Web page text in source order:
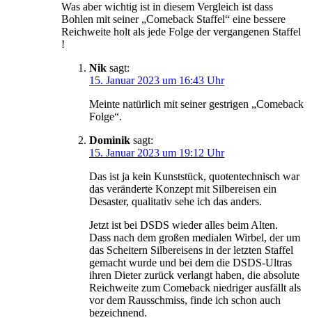
Was aber wichtig ist in diesem Vergleich ist dass
Bohlen mit seiner „Comeback Staffel“ eine bessere
Reichweite holt als jede Folge der vergangenen Staffel
!
Nik sagt:
15. Januar 2023 um 16:43 Uhr
Meinte natürlich mit seiner gestrigen „Comeback
Folge“.
Dominik sagt:
15. Januar 2023 um 19:12 Uhr
Das ist ja kein Kunststück, quotentechnisch war
das veränderte Konzept mit Silbereisen ein
Desaster, qualitativ sehe ich das anders.
Jetzt ist bei DSDS wieder alles beim Alten.
Dass nach dem großen medialen Wirbel, der um
das Scheitern Silbereisens in der letzten Staffel
gemacht wurde und bei dem die DSDS-Ultras
ihren Dieter zurück verlangt haben, die absolute
Reichweite zum Comeback niedriger ausfällt als
vor dem Rausschmiss, finde ich schon auch
bezeichnend.